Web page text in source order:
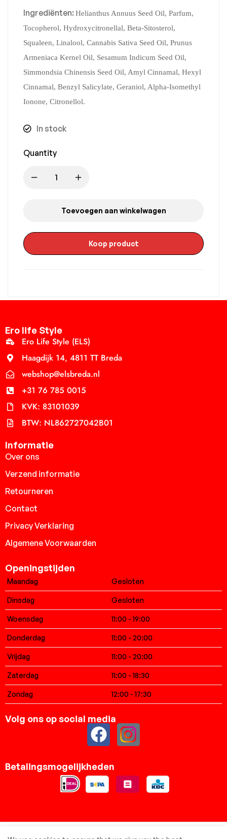
Ingrediënten: Helianthus Annuus Seed Oil, Parfum,
Tocopherol, Hydroxycitronellal, Beta-Sitosterol,
Squaleen, Linalool, Cannabis Sativa Seed Oil, Prunus
Armeniaca Kernel Oil, Sesamum Indicum Seed Oil,
Simmondsia Chinensis Seed Oil, Amyl Cinnamal, Hexyl
Cinnamal, Benzyl Salicylate, Geraniol, Alpha-Isomethyl
Ionone, Citronellol.
In stock
Quantity
Toevoegen aan winkelwagen
Koop product
Ero life Style
Ero Life Style (ELS)
Haagdijk 14, 4811 TT Breda
webshop@elsbreda.nl
+31 76 785 0015
KVK: 83101039
BTW: NL862727042B01
Informatie
Over ons
Verzend informatie
Retourneren
Contact
Privacy Verklaring
Algemene Voorwaarden
Openingstijden
Maandag Gesloten
Dinsdag Gesloten
Woensdag 11:00 - 19:00
Donderdag 11:00 - 20:00
Vrijdag 11:00 - 20:00
Zaterdag 11:00 - 18:30
Zondag 12:00 - 17:30
Volg ons op social media
Betalingsmogelijkheden